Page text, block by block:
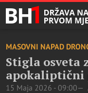
MASOVNI NAPAD
Stigla osveta
apokaliptični
15 Maja 2026 - 09:00